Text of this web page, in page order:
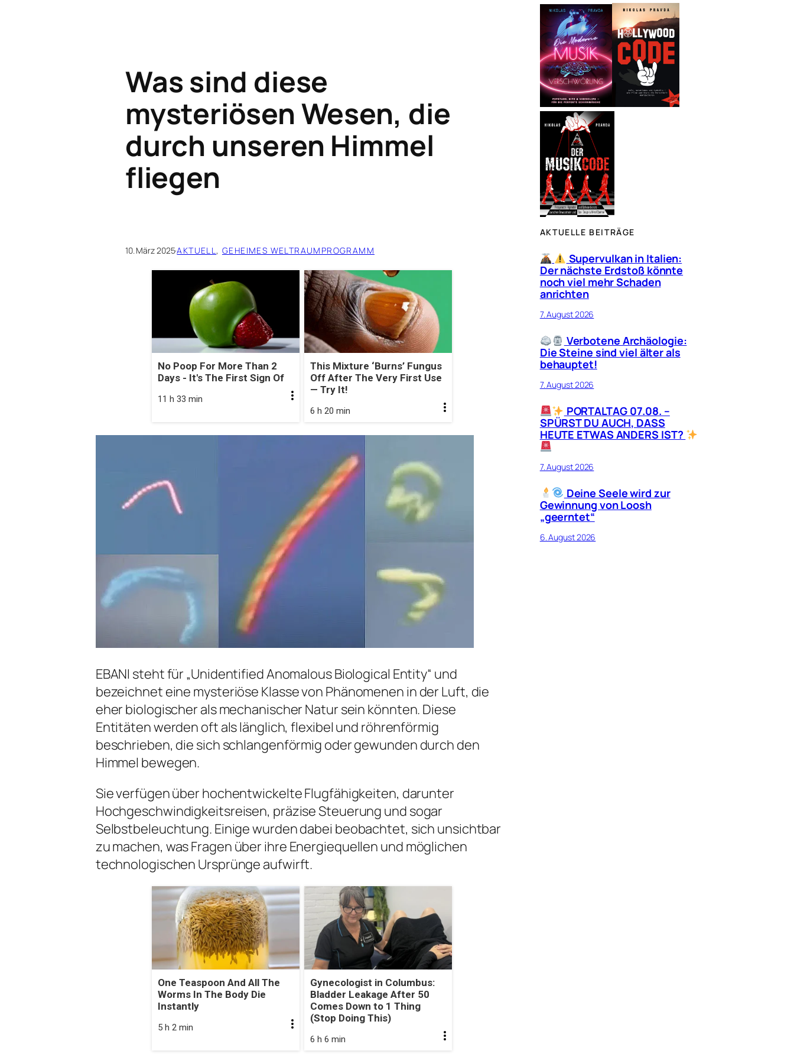
Was sind diese
mysteriösen Wesen, die
durch unseren Himmel
fliegen
10. März 2025·AKTUELL , GEHEIMES WELTRAUMPROGRAMM
No Poop For More Than 2
Days - It's The First Sign Of
11 h 33 min
This Mixture ‘Burns’ Fungus
Off After The Very First Use
— Try It!
6 h 20 min
EBANI steht für „Unidentified Anomalous Biological Entity“ und
bezeichnet eine mysteriöse Klasse von Phänomenen in der Luft, die
eher biologischer als mechanischer Natur sein könnten. Diese
Entitäten werden oft als länglich, flexibel und röhrenförmig
beschrieben, die sich schlangenförmig oder gewunden durch den
Himmel bewegen.
Sie verfügen über hochentwickelte Flugfähigkeiten, darunter
Hochgeschwindigkeitsreisen, präzise Steuerung und sogar
Selbstbeleuchtung. Einige wurden dabei beobachtet, sich unsichtbar
zu machen, was Fragen über ihre Energiequellen und möglichen
technologischen Ursprünge aufwirft.
One Teaspoon And All The
Worms In The Body Die
Instantly
5 h 2 min
Gynecologist in Columbus:
Bladder Leakage After 50
Comes Down to 1 Thing
(Stop Doing This)
6 h 6 min
h
e
n
AKTUELLE BEITRÄGE
Supervulkan in Italien:
Der nächste Erdstoß könnte
noch viel mehr Schaden
anrichten
7. August 2026
Verbotene Archäologie:
Die Steine sind viel älter als
behauptet!
7. August 2026
PORTALTAG 07.08. –
SPÜRST DU AUCH, DASS
HEUTE ETWAS ANDERS IST?
7. August 2026
Deine Seele wird zur
Gewinnung von Loosh
„geerntet“
6. August 2026